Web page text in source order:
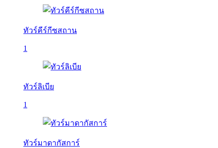
ทัวร์คีร์กีซสถาน
1
ทัวร์ลิเบีย
1
ทัวร์มาดากัสการ์